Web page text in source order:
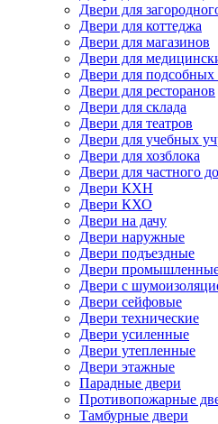
Двери для
Двери для коттеджа
Двери для магазинов
Двери для
Двери для
Двери для ресторанов
Двери для склада
Двери для театров
Двери для учебных
Двери для хозблока
Двери для частного
Двери КХН
Двери КХО
Двери на дачу
Двери наружные
Двери подъездные
Двери
Двери с
Двери сейфовые
Двери технические
Двери усиленные
Двери утепленные
Двери этажные
Парадные двери
Противопожарные
Тамбурные двери